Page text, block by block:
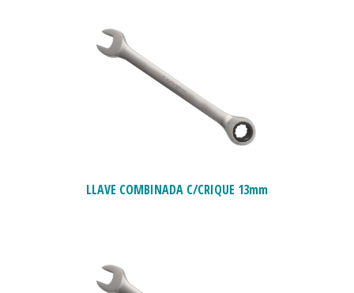
LLAVE COMBINADA C/CRIQUE 13mm